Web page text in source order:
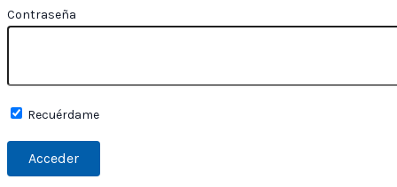
Contraseña
Recuérdame